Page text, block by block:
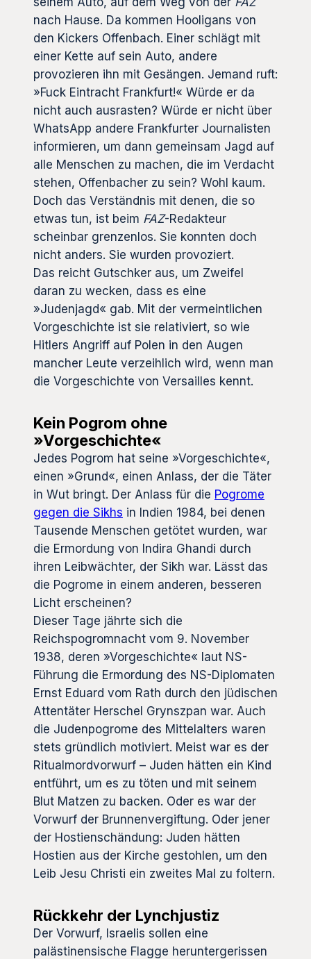
nach Hause. Da kommen Hooligans von
den Kickers Offenbach. Einer schlägt mit
einer Kette auf sein Auto, andere
provozieren ihn mit Gesängen. Jemand ruft:
»Fuck Eintracht Frankfurt!« Würde er da
nicht auch ausrasten? Würde er nicht über
WhatsApp andere Frankfurter Journalisten
informieren, um dann gemeinsam Jagd auf
alle Menschen zu machen, die im Verdacht
stehen, Offenbacher zu sein? Wohl kaum.
Doch das Verständnis mit denen, die so
etwas tun, ist beim FAZ-Redakteur
scheinbar grenzenlos. Sie konnten doch
nicht anders. Sie wurden provoziert.
Das reicht Gutschker aus, um Zweifel
daran zu wecken, dass es eine
»Judenjagd« gab. Mit der vermeintlichen
Vorgeschichte ist sie relativiert, so wie
Hitlers Angriff auf Polen in den Augen
mancher Leute verzeihlich wird, wenn man
die Vorgeschichte von Versailles kennt.
Kein Pogrom ohne
»Vorgeschichte«
Jedes Pogrom hat seine »Vorgeschichte«,
einen »Grund«, einen Anlass, der die Täter
in Wut bringt. Der Anlass für die Pogrome
gegen die Sikhs in Indien 1984, bei denen
Tausende Menschen getötet wurden, war
die Ermordung von Indira Ghandi durch
ihren Leibwächter, der Sikh war. Lässt das
die Pogrome in einem anderen, besseren
Licht erscheinen?
Dieser Tage jährte sich die
Reichspogromnacht vom 9. November
1938, deren »Vorgeschichte« laut NS-
Führung die Ermordung des NS-Diplomaten
Ernst Eduard vom Rath durch den jüdischen
Attentäter Herschel Grynszpan war. Auch
die Judenpogrome des Mittelalters waren
stets gründlich motiviert. Meist war es der
Ritualmordvorwurf – Juden hätten ein Kind
entführt, um es zu töten und mit seinem
Blut Matzen zu backen. Oder es war der
Vorwurf der Brunnenvergiftung. Oder jener
der Hostienschändung: Juden hätten
Hostien aus der Kirche gestohlen, um den
Leib Jesu Christi ein zweites Mal zu foltern.
Rückkehr der Lynchjustiz
Der Vorwurf, Israelis sollen eine
palästinensische Flagge heruntergerissen